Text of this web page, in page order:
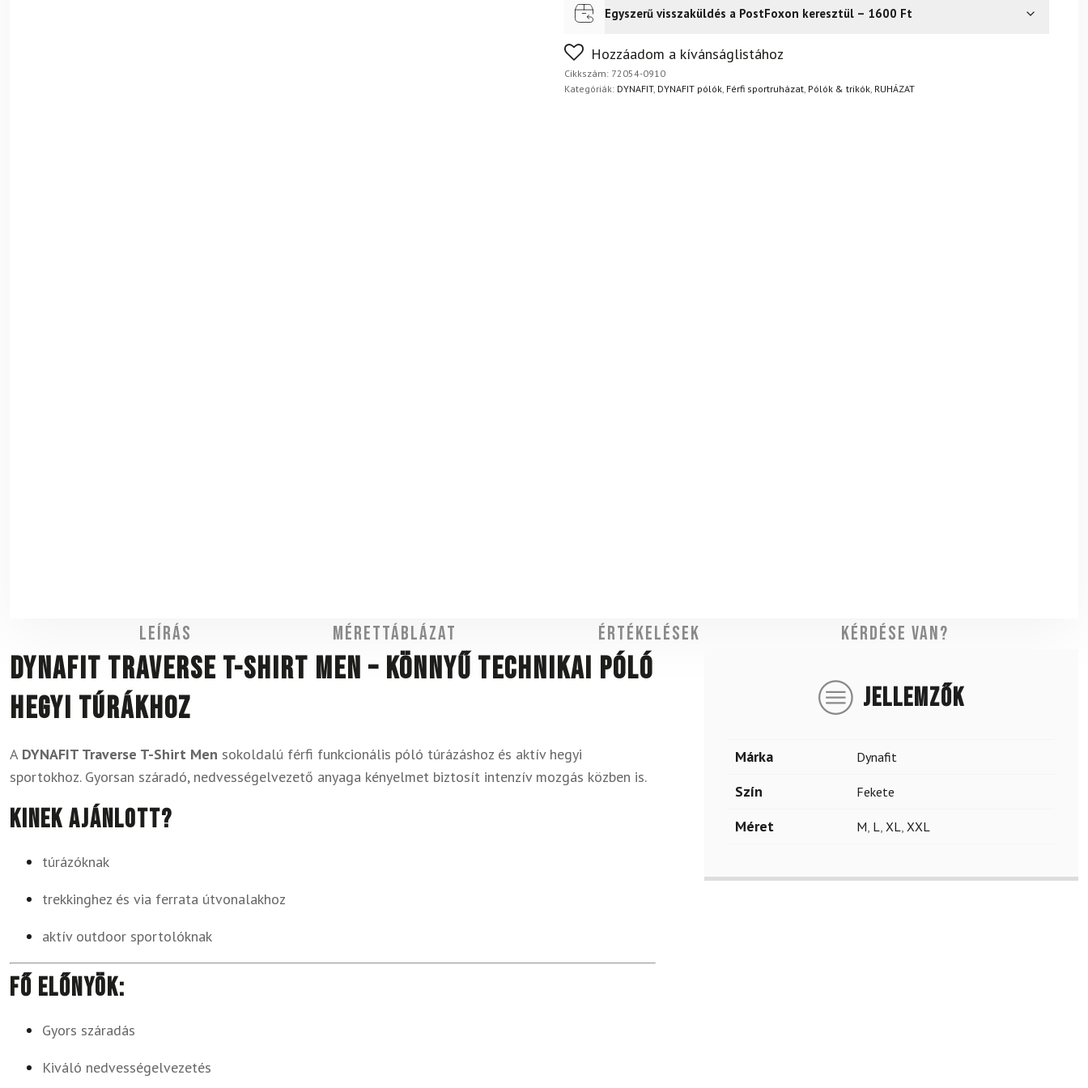
Futár a címre2 400Ft
FoxPost
Egyszerű visszaküldés a PostFoxon keresztül – 1600 Ft
Nem biztos a választásában? Semmi gond – a terméket egyszerűen visszaküldheti 14
napon belül, indoklás nélkül.
Hozzáadom a kívánságlistához
Cikkszám: 72054-0910
Kategóriák: DYNAFIT, DYNAFIT pólók, Férfi sportruházat, Pólók & trikók, RUHÁZAT
Leírás Mérettáblázat Értékelések Kérdése van?
DYNAFIT Traverse T-Shirt Men – könnyű technikai póló
hegyi túrákhoz
A DYNAFIT Traverse T-Shirt Men sokoldalú férfi funkcionális póló túrázáshoz és aktív hegyi
sportokhoz. Gyorsan száradó, nedvességelvezető anyaga kényelmet biztosít intenzív mozgás közben is.
Kinek ajánlott?
túrázóknak
trekkinghez és via ferrata útvonalakhoz
aktív outdoor sportolóknak
Fő előnyök:
Gyors száradás
Kiváló nedvességelvezetés
JELLEMZŐK
Márka Dynafit
Szín Fekete
Méret M, L, XL, XXL